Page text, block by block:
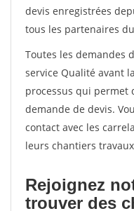
devis enregistrées
tous les partenaires
Toutes les demandes
service Qualité avant
processus qui permet
demande de devis.
contact avec les
leurs chantiers
Rejoignez
trouver des